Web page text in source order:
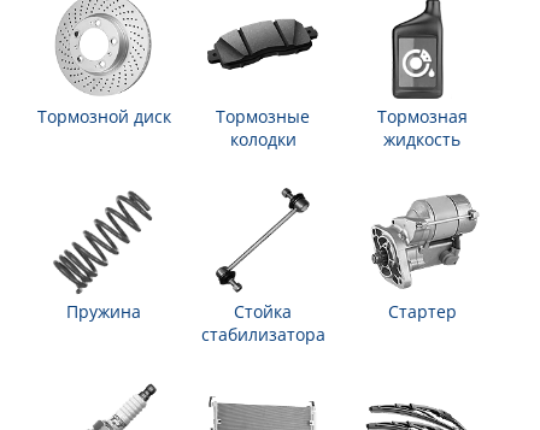
Тормозной диск
Тормозные
колодки
Тормозная
жидкость
Пружина
Стойка
стабилизатора
Стартер